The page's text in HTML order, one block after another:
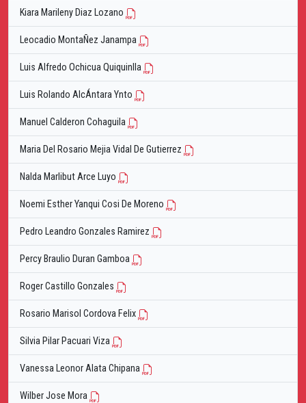
Kiara Marileny Diaz Lozano
Leocadio MontaÑez Janampa
Luis Alfredo Ochicua Quiquinlla
Luis Rolando AlcÁntara Ynto
Manuel Calderon Cohaguila
Maria Del Rosario Mejia Vidal De Gutierrez
Nalda Marlibut Arce Luyo
Noemi Esther Yanqui Cosi De Moreno
Pedro Leandro Gonzales Ramirez
Percy Braulio Duran Gamboa
Roger Castillo Gonzales
Rosario Marisol Cordova Felix
Silvia Pilar Pacuari Viza
Vanessa Leonor Alata Chipana
Wilber Jose Mora